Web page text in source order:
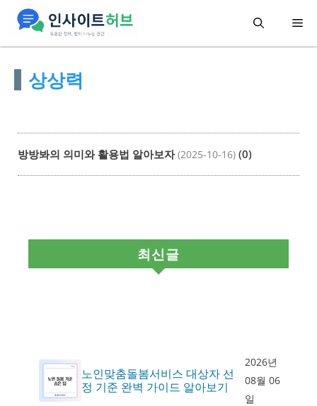
메
상상력
방방봐의 의미와 활용법 알아보자 (2025-10-16) (0)
최신글
노인맞춤돌봄서비스 대상자 선
정 기준 완벽 가이드 알아보기
2026년
08월 06
일